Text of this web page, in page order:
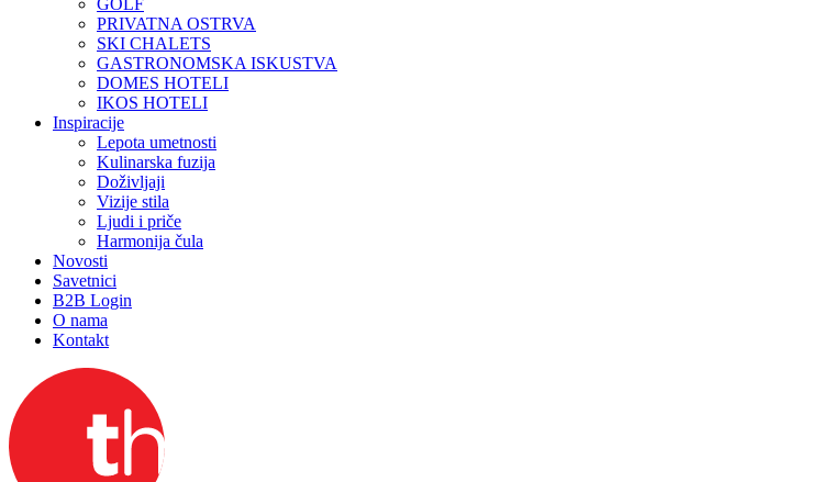
GOLF
PRIVATNA OSTRVA
SKI CHALETS
GASTRONOMSKA ISKUSTVA
DOMES HOTELI
IKOS HOTELI
Inspiracije
Lepota umetnosti
Kulinarska fuzija
Doživljaji
Vizije stila
Ljudi i priče
Harmonija čula
Novosti
Savetnici
B2B Login
O nama
Kontakt